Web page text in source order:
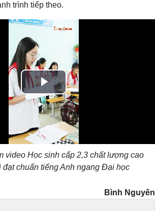
trình tiếp theo.
Play
Video
video Học sinh cấp 2,3 chất lượng cao
đạt chuẩn tiếng Anh ngang Đại học
Bình Nguyên